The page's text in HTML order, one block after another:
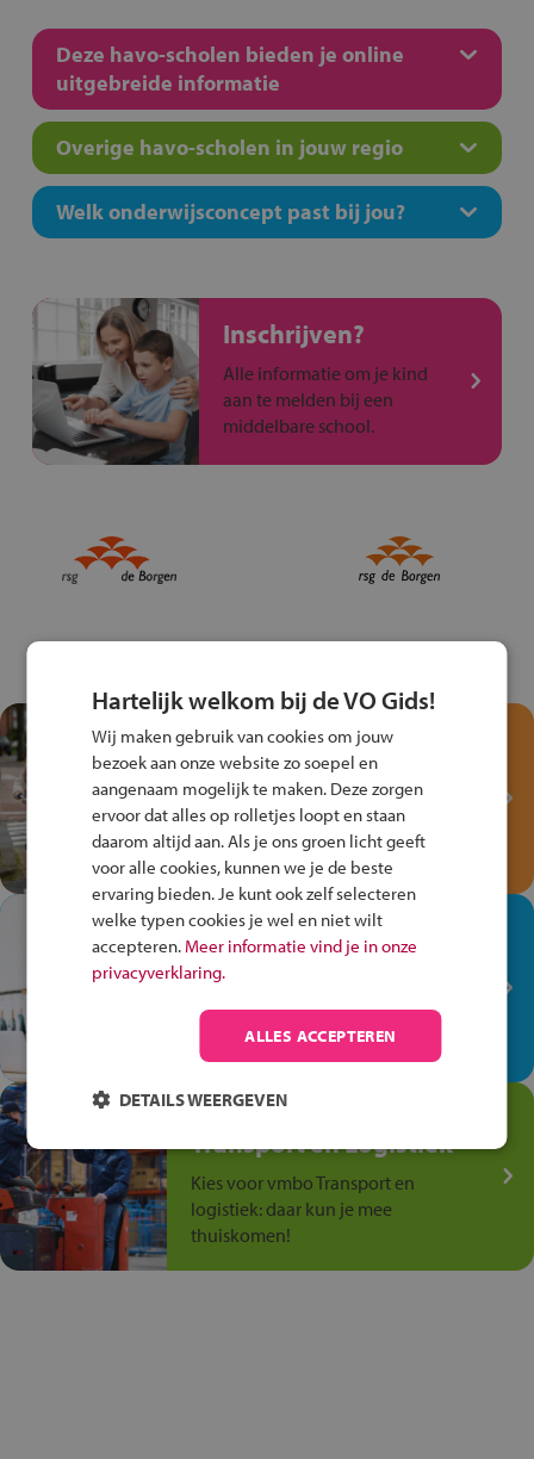
Deze havo-scholen bieden je online
uitgebreide informatie
Overige havo-scholen in jouw regio
Welk onderwijsconcept past bij jou?
Inschrijven?
Alle informatie om je kind
aan te melden bij een
middelbare school.
Test je kennis met het
Fiets Veilig
Verkeersspel!
Speel het Fiets Veilig Verkeersspel
en win een Cortina-fiets!
In de winkel ben je op je
plek!
op de winkelvloer, waar elke dag
anders is!
Jouw talent in de
Transport en Logistiek
Kies voor vmbo Transport en
logistiek: daar kun je mee
thuiskomen!
Hartelijk welkom bij de VO Gids!
Wij maken gebruik van cookies om jouw
bezoek aan onze website zo soepel en
aangenaam mogelijk te maken. Deze zorgen
ervoor dat alles op rolletjes loopt en staan
daarom altijd aan. Als je ons groen licht geeft
voor alle cookies, kunnen we je de beste
ervaring bieden. Je kunt ook zelf selecteren
welke typen cookies je wel en niet wilt
accepteren. Meer informatie vind je in onze
privacyverklaring.
ALLES ACCEPTEREN
DETAILS WEERGEVEN